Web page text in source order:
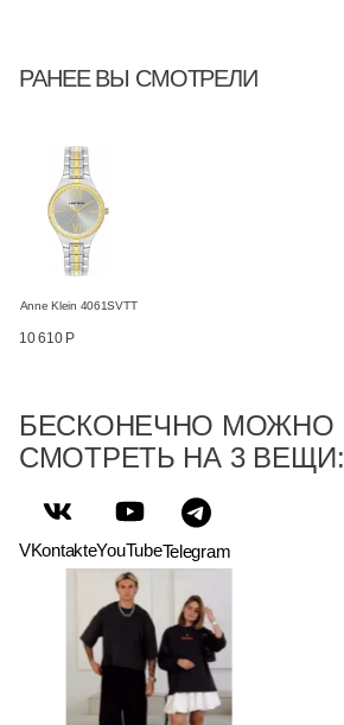
РАНЕЕ ВЫ СМОТРЕЛИ
Anne Klein 4061SVTT
10 610 Р
БЕСКОНЕЧНО МОЖНО
СМОТРЕТЬ НА 3 ВЕЩИ:
VKontakteYouTubeTelegram